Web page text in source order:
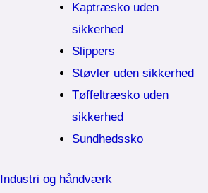
Kaptræsko uden
sikkerhed
Slippers
Støvler uden sikkerhed
Tøffeltræsko uden
sikkerhed
Sundhedssko
Industri og håndværk